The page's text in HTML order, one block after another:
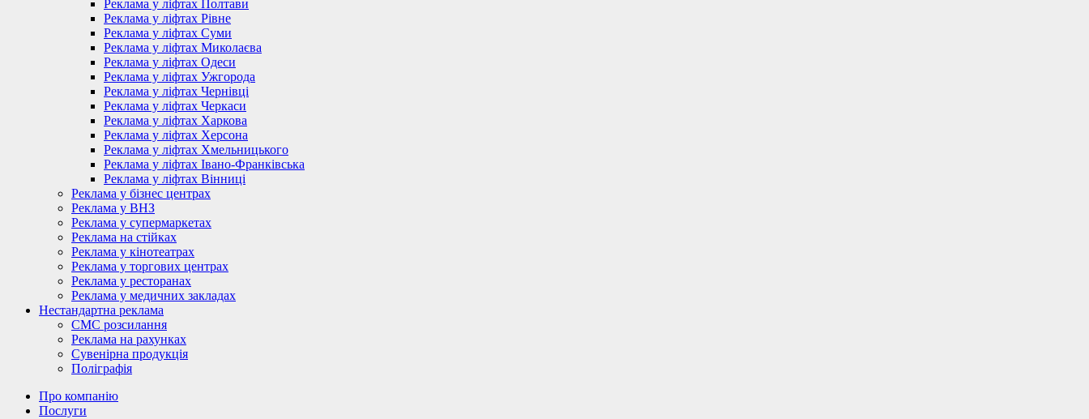
Реклама у ліфтах Полтави
Реклама у ліфтах Рівне
Реклама у ліфтах Суми
Реклама у ліфтах Миколаєва
Реклама у ліфтах Одеси
Реклама у ліфтах Ужгорода
Реклама у ліфтах Чернівці
Реклама у ліфтах Черкаси
Реклама у ліфтах Харкова
Реклама у ліфтах Херсона
Реклама у ліфтах Хмельницького
Реклама у ліфтах Івано-Франківська
Реклама у ліфтах Вінниці
Реклама у бізнес центрах
Реклама у ВНЗ
Реклама у супермаркетах
Реклама на стійках
Реклама у кінотеатрах
Реклама у торгових центрах
Реклама у ресторанах
Реклама у медичних закладах
Нестандартна реклама
СМС розсилання
Реклама на рахунках
Сувенірна продукція
Поліграфія
Про компанію
Послуги